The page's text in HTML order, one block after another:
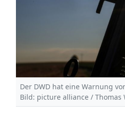
Der DWD hat eine Warnung
Bild: picture alliance / Thomas